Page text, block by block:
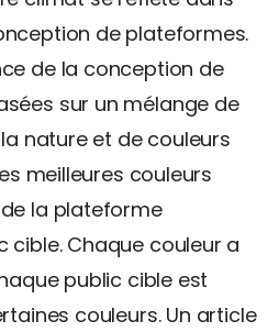
de plateformes.
de la conception de
sur un mélange de
nature et de couleurs
meilleures couleurs
la plateforme
cible. Chaque couleur a
public cible est
couleurs. Un article